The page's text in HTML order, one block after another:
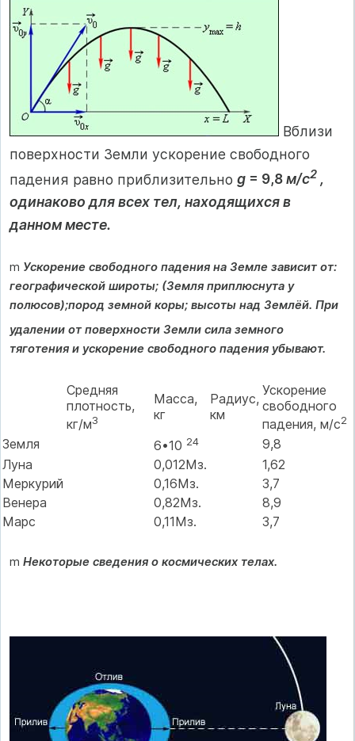
Вблизи
поверхности Земли ускорение свободного
падения равно приблизительно g = 9,8м/с2 ,
одинаково для всех тел, находящихся в
данном месте.
m Ускорение свободного падения на Земле зависит от:
географической широты; (Земля приплюснута у
полюсов);пород земной коры; высоты над Землёй. При
удалении от поверхности Земли сила земного
тяготения и ускорение свободного падения убывают.
Средняя
плотность,
кг/м3
Масса,
кг
Радиус,
км
Ускорение
свободного
падения, м/с2
Земля 6•10 24
9,8
Луна
0,012Мз.
1,62
Меркурий
0,16Мз.
3,7
Венера
0,82Мз.
8,9
Марс
0,11Мз. 3,7
m Некоторые сведения о космических телах.